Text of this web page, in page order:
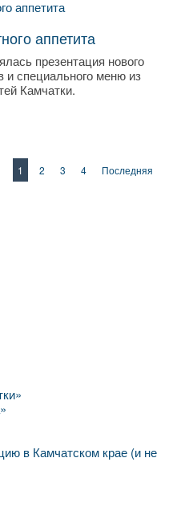
аппетита
презентация нового
и специального меню из
Камчатки.
1 2 3 4
Последняя
в Камчатском крае (и не